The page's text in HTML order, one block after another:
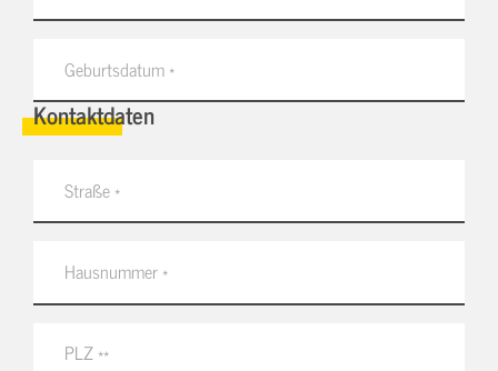
Kontaktdaten